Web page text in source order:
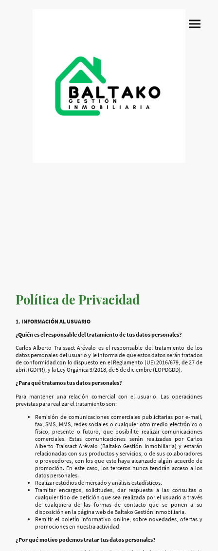
Política de Privacidad
1. INFORMACIÓN AL USUARIO
¿Quién es el responsable del tratamiento de tus datos personales?
Carlos Alberto Traissact Arévalo es el responsable del tratamiento de los
datos personales del usuario y le informa de que estos datos serán tratados
de conformidad con lo dispuesto en el Reglamento (UE) 2016/679, de 27 de
abril (GDPR), y la Ley Orgánica 3/2018, de 5 de diciembre (LOPDGDD).
¿Para qué tratamos tus datos personales?
Para mantener una relación comercial con el usuario. Las operaciones
previstas para realizar el tratamiento son:
Remisión de comunicaciones comerciales publicitarias por e-mail,
fax, SMS, MMS, redes sociales o cualquier otro medio electrónico o
físico, presente o futuro, que posibilite realizar comunicaciones
comerciales. Estas comunicaciones serán realizadas por Carlos
Alberto Traissact Arévalo (Baltako Gestión Inmobiliaria) y estarán
relacionadas con sus productos y servicios, o de sus colaboradores
o proveedores, con los que este haya alcanzado algún acuerdo de
promoción. En este caso, los terceros nunca tendrán acceso a los
datos personales.
Realizar estudios de mercado y análisis estadísticos.
Tramitar encargos, solicitudes, dar respuesta a las consultas o
cualquier tipo de petición que sea realizada por el usuario a través
de cualquiera de las formas de contacto que se ponen a su
disposición en la página web de Baltako Gestión Inmobiliaria.
Remitir el boletín informativo online, sobre novedades, ofertas y
promociones en nuestra actividad.
¿Por qué motivo podemos tratar tus datos personales?